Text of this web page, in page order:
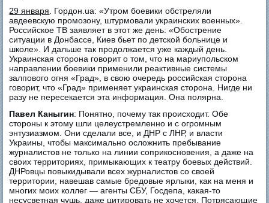
29 января. Гордон.ua: «Утром боевики обстреляли
авдеевскую промозону, штурмовали украинских военных».
Российское ТВ заявляет в этот же день: «Обострение
ситуации в Донбассе, Киев бьет по детской больнице и
школе». И дальше так продолжается уже каждый день.
Украинская сторона говорит о том, что на мариупольском
направлении боевики применили реактивные системы
залпового огня «Град», в свою очередь российская сторона
говорит, что «Град» применяет украинская сторона. Нигде ни
разу не пересекается эта информация. Она полярна.
Павел Каныгин: Понятно, почему так происходит. Обе
стороны к этому шли целеустремленно и с огромным
энтузиазмом. Они сделали все, и ДНР с ЛНР, и власти
Украины, чтобы максимально осложнить пребывание
журналистов не только на линии соприкосновения, а даже на
своих территориях, примыкающих к театру боевых действий.
ДНРовцы повыкидывали всех журналистов со своей
территории, навешав самые бредовые ярлыки, как на меня и
многих моих коллег — агенты СБУ, Госдепа, какая-то
несусветная чушь, даже цитировать не хочется. Потрясающие